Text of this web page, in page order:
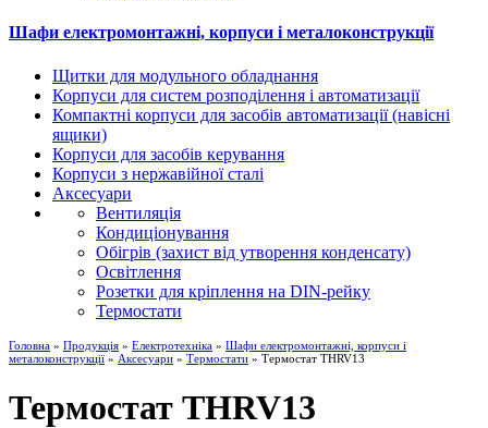
Шафи електромонтажні, корпуси і металоконструкції
Щитки для модульного обладнання
Корпуси для систем розподілення і автоматизації
Компактні корпуси для засобів автоматизації (навісні
ящики)
Корпуси для засобів керування
Корпуси з нержавійної сталі
Аксесуари
Вентиляція
Кондиціонування
Обігрів (захист від утворення конденсату)
Освітлення
Розетки для кріплення на DIN-рейку
Термостати
Головна » Продукція » Електротехніка » Шафи електромонтажні, корпуси і
металоконструкції » Аксесуари » Термостати » Термостат THRV13
Термостат THRV13